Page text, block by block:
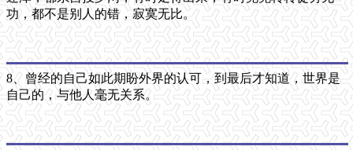
功，都不是别人的错，寂寞无比。
8、曾经的自己如此期盼外界的认可，到最后才知道，世界是
自己的，与他人毫无关系。